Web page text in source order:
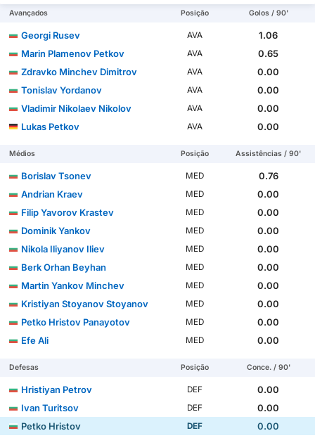
Avançados Posição Golos / 90'
Georgi Rusev AVA
1.06
Marin Plamenov Petkov
AVA
0.65
Zdravko Minchev Dimitrov
AVA
0.00
Tonislav Yordanov
AVA
0.00
Vladimir Nikolaev Nikolov
AVA
0.00
Lukas Petkov
AVA 0.00
Médios Posição Assistências / 90'
Borislav Tsonev MED
0.76
Andrian Kraev
MED
0.00
Filip Yavorov Krastev
MED
0.00
Dominik Yankov
MED
0.00
Nikola Iliyanov Iliev
MED
0.00
Berk Orhan Beyhan
MED
0.00
Martin Yankov Minchev
MED
0.00
Kristiyan Stoyanov Stoyanov
MED
0.00
Petko Hristov Panayotov
MED
0.00
Efe Ali
MED 0.00
Defesas Posição Conce. / 90'
Hristiyan Petrov DEF
0.00
Ivan Turitsov
DEF
0.00
Petko Hristov
DEF
0.00